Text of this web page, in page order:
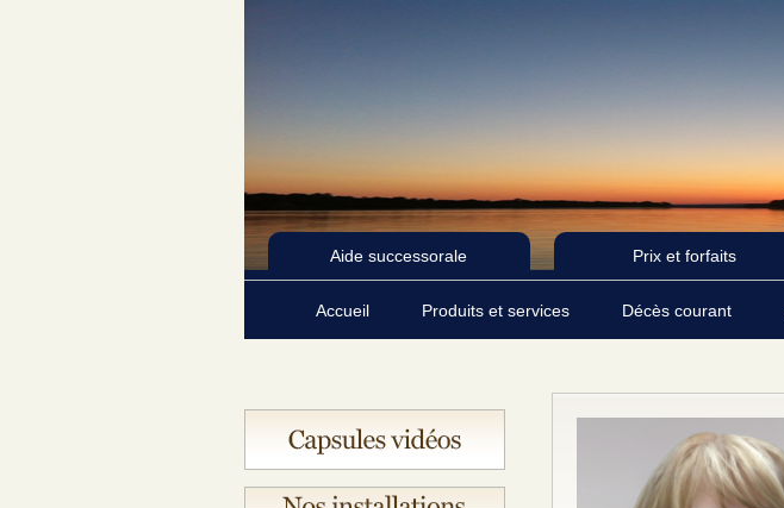
Aide successorale Prix et forfaits
Accueil Produits et services Décès courant